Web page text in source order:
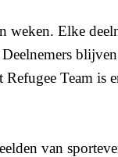
Elke
Team is
van